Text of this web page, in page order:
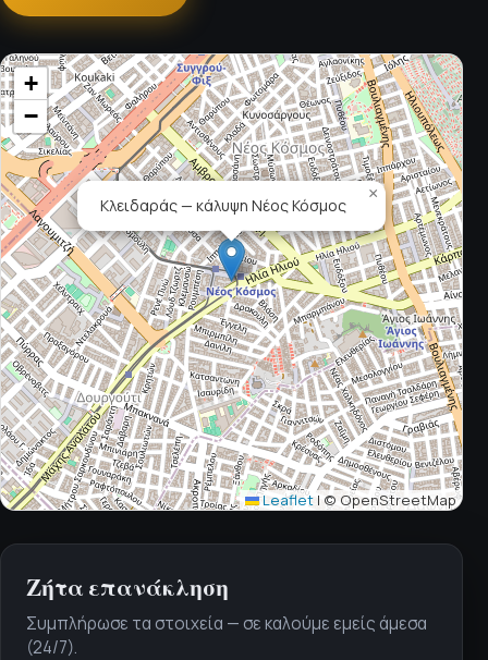
Κλειδαράς — κάλυψη Νέος Κόσμος
×
+
−
Leaflet | © OpenStreetMap
Ζήτα επανάκληση
Συμπλήρωσε τα στοιχεία — σε καλούμε εμείς άμεσα
(24/7).